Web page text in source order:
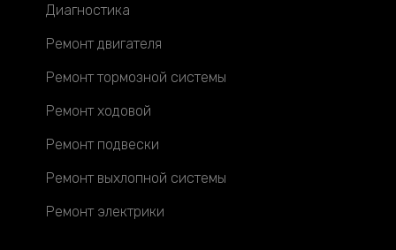
Диагностика
Ремонт двигателя
Ремонт тормозной системы
Ремонт ходовой
Ремонт подвески
Ремонт выхлопной системы
Ремонт электрики